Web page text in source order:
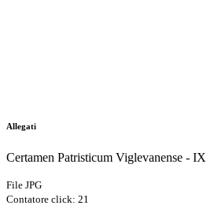
Allegati
Certamen Patristicum Viglevanense -
File JPG
Contatore click: 21